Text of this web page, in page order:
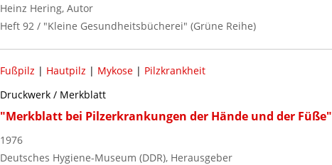
Heinz Hering, Autor
Heft 92 / "Kleine Gesundheitsbücherei" (Grüne Reihe)
Fußpilz | Hautpilz | Mykose| Pilzkrankheit
Druckwerk / Merkblatt
"Merkblatt bei Pilzerkrankungen der Hände und der Füße"
1976
Deutsches Hygiene-Museum (DDR), Herausgeber